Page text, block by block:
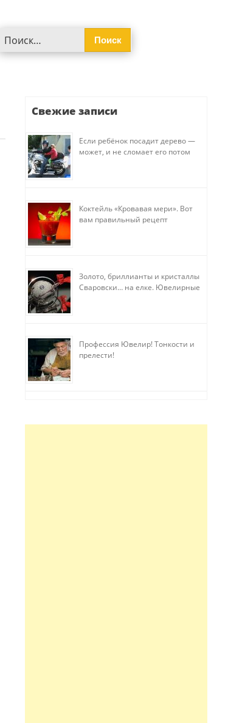
Свежие записи
Если ребёнок посадит дерево —
может, и не сломает его потом
Коктейль «Кровавая мери». Вот
вам правильный рецепт
Золото, бриллианты и кристаллы
Сваровски… на елке. Ювелирные
Профессия Ювелир! Тонкости и
прелести!